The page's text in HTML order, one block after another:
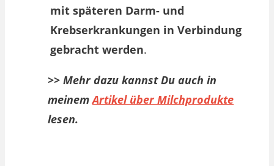
mit späteren Darm- und
Krebserkrankungen in Verbindung
gebracht werden.
>> Mehr dazu kannst Du auch in
meinemArtikel über Milchprodukte
lesen.